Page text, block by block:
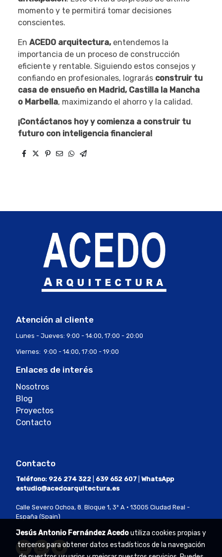
momento y te permitirá tomar decisiones
conscientes.
En ACEDO arquitectura, entendemos la
importancia de un proceso de construcción
eficiente y rentable. Siguiendo estos consejos y
confiando en profesionales, lograrás construir tu
casa de ensueño en Madrid, Castilla la Mancha
o Marbella, maximizando el ahorro y la calidad.
¡Contáctanos hoy y comienza a construir tu
futuro con inteligencia financiera!
Atención al cliente
Lunes - Jueves: 9:00 - 14:00, 17:00 - 20:00
Viernes: 9:00 - 14:00, 17:00 - 19:00
Enlaces de interés
Nosotros
Blog
Proyectos
Contacto
Contacto
Teléfono: 926 274 322 639 652 607 WhatsApp
estudio@acedoarquitectura.es
Calle Severo Ochoa, 8. Bloque 1, 3º A · 13005 Ciudad Real -
España (Spain)
Jesús Antonio Fernández Acedoutiliza cookies propias y
terceros para obtener datos estadísticos de la navegación